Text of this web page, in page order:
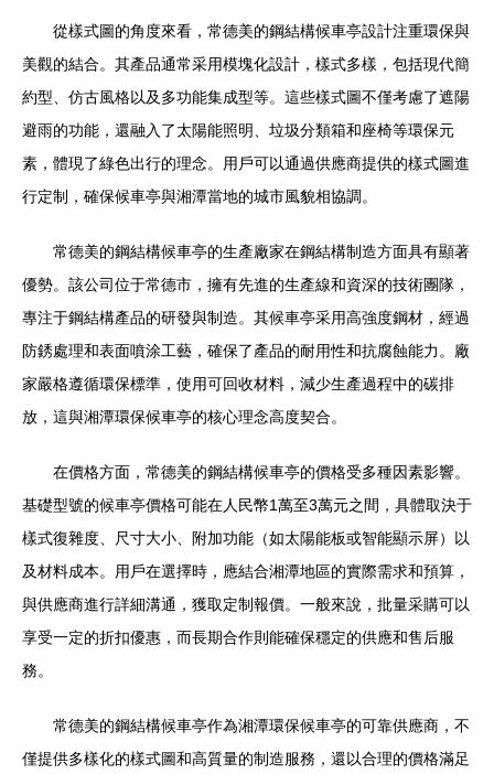
從樣式圖的角度來看，常德美的鋼結構候車亭設計注重環保與
美觀的結合。其產品通常采用模塊化設計，樣式多樣，包括現代簡
約型、仿古風格以及多功能集成型等。這些樣式圖不僅考慮了遮陽
避雨的功能，還融入了太陽能照明、垃圾分類箱和座椅等環保元
素，體現了綠色出行的理念。用戶可以通過供應商提供的樣式圖進
行定制，確保候車亭與湘潭當地的城市風貌相協調。
常德美的鋼結構候車亭的生產廠家在鋼結構制造方面具有顯著
優勢。該公司位于常德市，擁有先進的生產線和資深的技術團隊，
專注于鋼結構產品的研發與制造。其候車亭采用高強度鋼材，經過
防銹處理和表面噴涂工藝，確保了產品的耐用性和抗腐蝕能力。廠
家嚴格遵循環保標準，使用可回收材料，減少生產過程中的碳排
放，這與湘潭環保候車亭的核心理念高度契合。
在價格方面，常德美的鋼結構候車亭的價格受多種因素影響。
基礎型號的候車亭價格可能在人民幣1萬至3萬元之間，具體取決于
樣式復雜度、尺寸大小、附加功能（如太陽能板或智能顯示屏）以
及材料成本。用戶在選擇時，應結合湘潭地區的實際需求和預算，
與供應商進行詳細溝通，獲取定制報價。一般來說，批量采購可以
享受一定的折扣優惠，而長期合作則能確保穩定的供應和售后服
務。
常德美的鋼結構候車亭作為湘潭環保候車亭的可靠供應商，不
僅提供多樣化的樣式圖和高質量的制造服務，還以合理的價格滿足